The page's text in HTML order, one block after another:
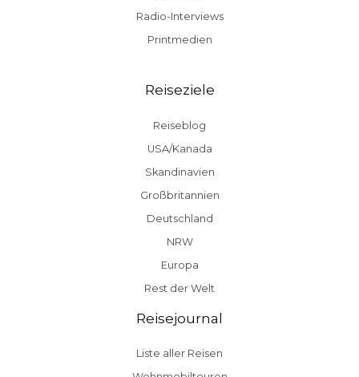
Radio-Interviews
Printmedien
Reiseziele
Reiseblog
USA/Kanada
Skandinavien
Großbritannien
Deutschland
NRW
Europa
Rest der Welt
Reisejournal
Liste aller Reisen